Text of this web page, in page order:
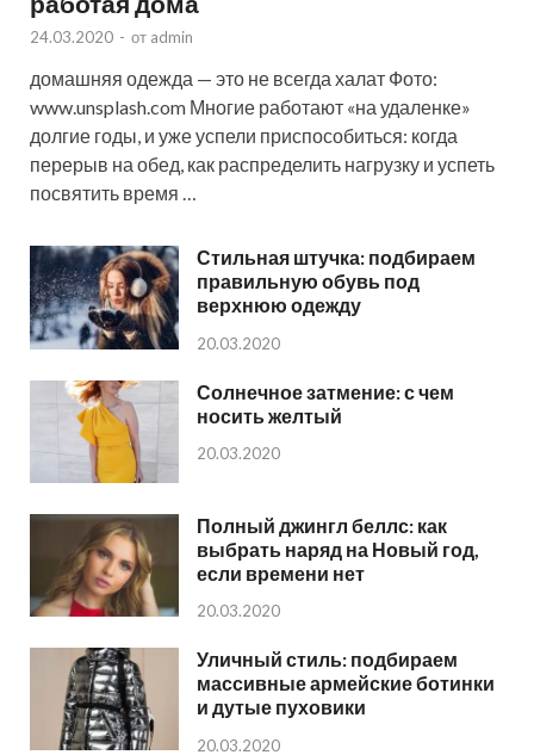
24.03.2020 - от admin
домашняя одежда — это не всегда халат Фото:
www.unsplash.com Многие работают «на удаленке»
долгие годы, и уже успели приспособиться: когда
перерыв на обед, как распределить нагрузку и успеть
посвятить время …
Стильная штучка: подбираем
правильную обувь под
верхнюю одежду
20.03.2020
Солнечное затмение: с чем
носить желтый
20.03.2020
Полный джингл беллс: как
выбрать наряд на Новый год,
если времени нет
20.03.2020
Уличный стиль: подбираем
массивные армейские ботинки
и дутые пуховики
20.03.2020